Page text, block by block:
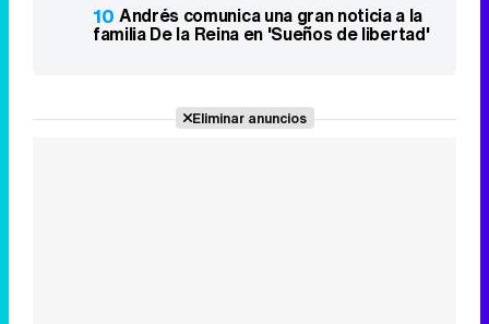
10 Andrés comunica una gran noticia a la
familia De la Reina en 'Sueños de libertad'
Eliminar anuncios